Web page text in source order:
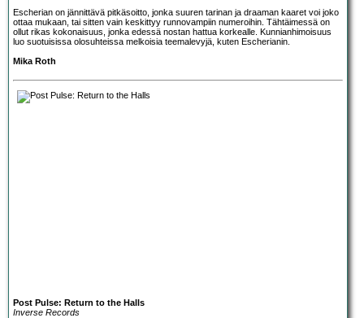
Escherian on jännittävä pitkäsoitto, jonka suuren tarinan ja draaman kaaret voi joko
ottaa mukaan, tai sitten vain keskittyy runnovampiin numeroihin. Tähtäimessä on
ollut rikas kokonaisuus, jonka edessä nostan hattua korkealle. Kunnianhimoisuus
luo suotuisissa olosuhteissa melkoisia teemalevyjä, kuten Escherianin.
Mika Roth
Post Pulse: Return to the Halls
Inverse Records